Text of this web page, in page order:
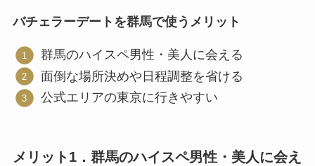
バチェラーデートを群馬で使うメリット
群馬のハイスペ男性・美人に会える
面倒な場所決めや日程調整を省ける
公式エリアの東京に行きやすい
メリット1．群馬のハイスペ男性・美人に会え